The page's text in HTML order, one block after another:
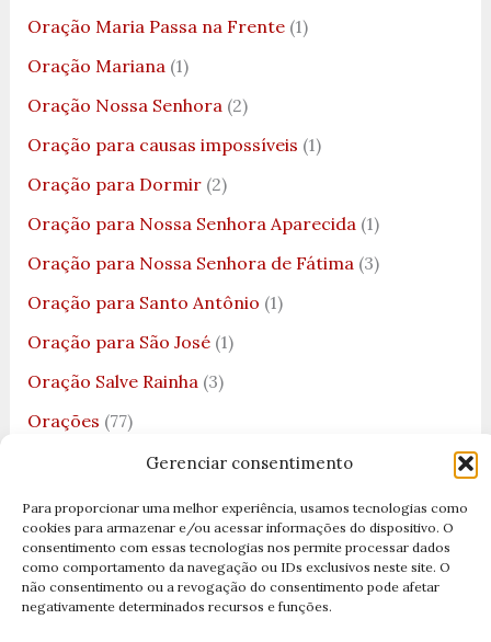
Gerenciar consentimento
Para proporcionar uma melhor experiência, usamos tecnologias como
cookies para armazenar e/ou acessar informações do dispositivo. O
consentimento com essas tecnologias nos permite processar dados
como comportamento da navegação ou IDs exclusivos neste site. O
não consentimento ou a revogação do consentimento pode afetar
negativamente determinados recursos e funções.
Oração Maria Passa na Frente(1)
Oração Mariana(1)
Oração Nossa Senhora(2)
Oração para causas impossíveis (1)
Oração para Dormir(2)
Oração para Nossa Senhora Aparecida(1)
Oração para Nossa Senhora de Fátima(3)
Oração para Santo Antônio (1)
Oração para São José(1)
Oração Salve Rainha(3)
Orações (77)
Orações Católicas(72)
Orações Cristãs
(11)
Orações da Bíblia (3)
Orações de Fevereiro(1)
Orações de Natal(1)